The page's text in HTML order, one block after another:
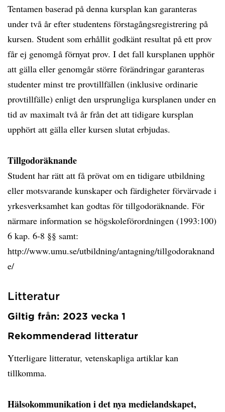
Tentamen baserad på denna kursplan kan garanteras
under två år efter studentens förstagångsregistrering på
kursen. Student som erhållit godkänt resultat på ett prov
får ej genomgå förnyat prov. I det fall kursplanen upphör
att gälla eller genomgår större förändringar garanteras
studenter minst tre provtillfällen (inklusive ordinarie
provtillfälle) enligt den ursprungliga kursplanen under en
tid av maximalt två år från det att tidigare kursplan
upphört att gälla eller kursen slutat erbjudas.
Tillgodoräknande
Student har rätt att få prövat om en tidigare utbildning
eller motsvarande kunskaper och färdigheter förvärvade i
yrkesverksamhet kan godtas för tillgodoräknande. För
närmare information se högskoleförordningen (1993:100)
6 kap. 6-8 §§ samt:
http://www.umu.se/utbildning/antagning/tillgodoraknand
e/
Litteratur
Giltig från: 2023 vecka 1
Rekommenderad litteratur
Ytterligare litteratur, vetenskapliga artiklar kan
tillkomma.
Hälsokommunikation i det nya medielandskapet,